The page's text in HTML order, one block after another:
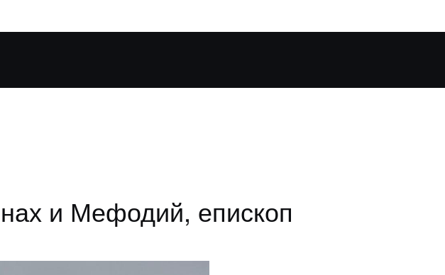
и Мефодий, епископ